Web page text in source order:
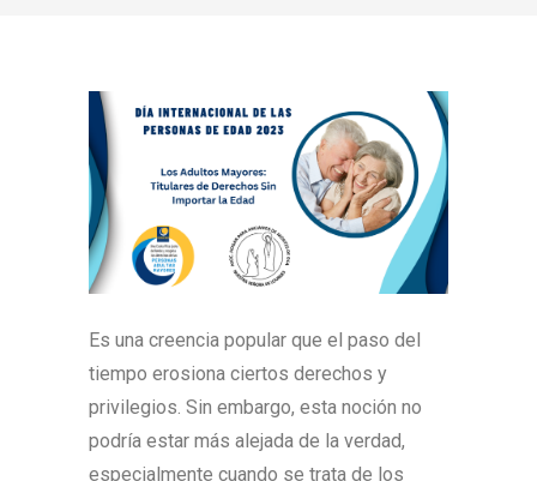
Es una creencia popular que el paso del
tiempo erosiona ciertos derechos y
privilegios. Sin embargo, esta noción no
podría estar más alejada de la verdad,
especialmente cuando se trata de los